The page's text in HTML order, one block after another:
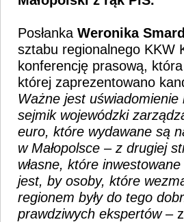
Posłanka Weronika
sztabu regionalnego KKW
konferencję prasową,
której zaprezentowano
Ważne jest
sejmik wojewódzki
euro, które wydawane są
w Małopolsce – z drugiej
własne, które
jest, by osoby, które
regionem były do tego
prawdziwych ekspertów–